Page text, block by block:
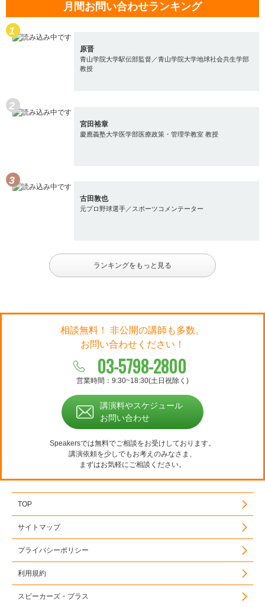
月間お問い合わせランキング
原晋
青山学院大学駅伝部監督／青山学院大学地球社会共生学部
教授
宮田裕章
慶應義塾大学医学部医療政策・管理学教室 教授
古田敦也
元プロ野球選手／スポーツコメンテーター
ランキングをもっと見る
相談無料！ 非公開の講師も多数。
お問い合わせください！
03-5798-2800
営業時間：9:30~18:30(土日祝除く)
講演料やスケジュール
お問い合わせ
Speakersでは無料でご相談をお受けしております。
講演依頼を少しでもお考えのみなさま、
まずはお気軽にご相談ください。
TOP
サイトマップ
プライバシーポリシー
利用規約
スピーカーズ・プラス